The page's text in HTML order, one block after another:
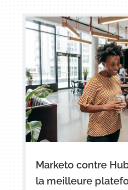
Marketo contre
la meilleure